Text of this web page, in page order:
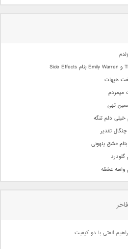
هیهات
میمردم
تهی
تقدیر
عشق پنهونی
گلودرد
واسه عشقه
الفتی با دو کیفیت